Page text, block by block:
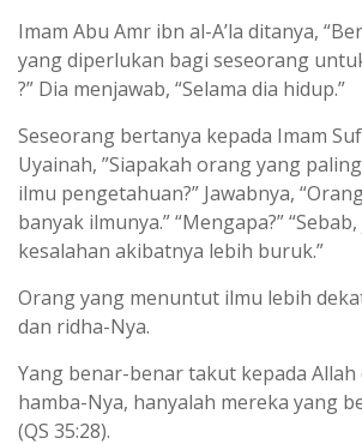
Imam Abu Amr ibn al-A’la ditanya,
yang diperlukan bagi seseorang
?” Dia menjawab, “Selama dia hidup.”
Seseorang bertanya kepada Imam
Uyainah, ”Siapakah orang yang
ilmu pengetahuan?” Jawabnya,
banyak ilmunya.” “Mengapa?”
kesalahan akibatnya lebih buruk.”
Orang yang menuntut ilmu lebih
dan ridha-Nya.
Yang benar-benar takut kepada
hamba-Nya, hanyalah mereka yang
(QS 35:28).